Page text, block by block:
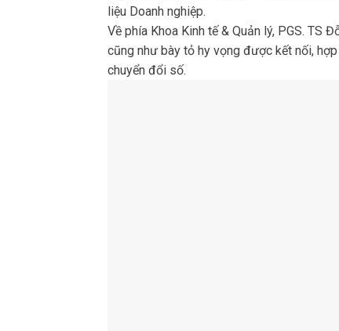
liệu Doanh nghiệp.
Về phía Khoa Kinh tế & Quản lý, PGS. TS
cũng như bày tỏ hy vọng được kết nối,
chuyển đổi số.